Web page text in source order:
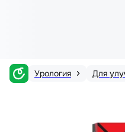
Урология Для